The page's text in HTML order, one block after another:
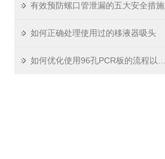
有效预防螺口管泄漏的五大安全措施
如何正确处理使用过的移液器吸头